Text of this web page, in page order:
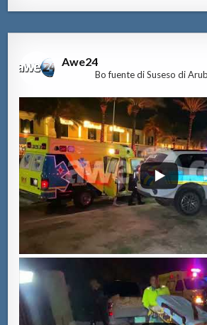
Awe24
Bo fuente di Suseso di